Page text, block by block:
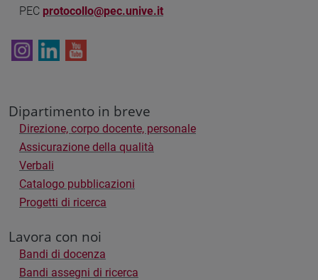
PEC protocollo@pec.unive.it
Dipartimento in breve
Direzione, corpo docente, personale
Assicurazione della qualità
Verbali
Catalogo pubblicazioni
Progetti di ricerca
Lavora con noi
Bandi di docenza
Bandi assegni di ricerca